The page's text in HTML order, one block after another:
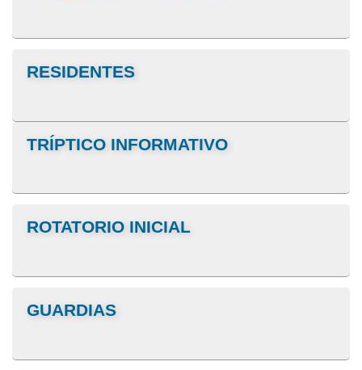
RESIDENTES
TRÍPTICO INFORMATIVO
ROTATORIO INICIAL
GUARDIAS